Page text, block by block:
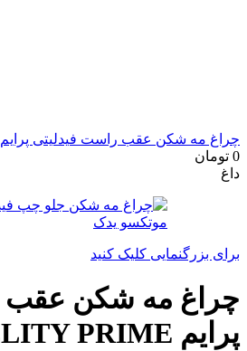
چراغ مه شکن عقب راست فیدلیتی پرایم FIDELITY PRIME
0 تومان
داغ
برای بزرگنمایی کلیک کنید
چراغ مه شکن عقب
پرایم FIDELITY PRIME